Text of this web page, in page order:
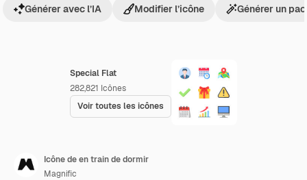
Special Flat
282,821 Icônes
Voir toutes les icônes
Générer avec l’IA Modifier l’icône Générer un
Icône de en train de dormir
Magnific